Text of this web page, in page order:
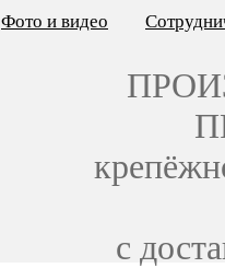
Фото и видео
с